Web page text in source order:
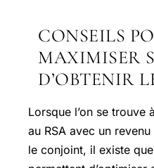
CONSEILS
MAXIMISER
D’OBTENIR
Lorsque l’on se trouve
au RSA avec un
le conjoint, il existe